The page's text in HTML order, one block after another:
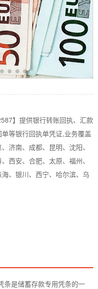
】提供银行转账回执、汇款
等银行回执单凭证,业务覆盖
济南、成都、昆明、沈阳、
西安、合肥、太原、福州、
、银川、西宁、哈尔滨、乌
条是储蓄存款专用凭条的一